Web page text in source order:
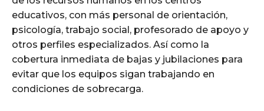
educativos, con más personal de orientación,
psicología, trabajo social, profesorado de apoyo y
otros perfiles especializados. Así como la
cobertura inmediata de bajas y jubilaciones para
evitar que los equipos sigan trabajando en
condiciones de sobrecarga.